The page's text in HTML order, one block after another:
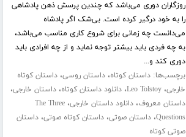
روزگاران دوری می‌باشد که چندین پرسش ذهن پادشاهی
را به خود درگیر کرده است. بی‌شک اگر پادشاه
می‌دانست چه زمانی برای شروع کاری مناسب می‌باشد،
به چه فردی باید بیشتر توجه نماید و از چه افرادی باید
دوری کند و...
برچسب‌ها:داستان کوتاه،داستان روسی،داستان کوتاه
خارجی،Leo Tolstoy،دانلود داستان کوتاه،داستان خارجی،
داستان معروف،دانلود داستان خارجی،The Three
Questions،داستان صوتی،داستان کوتاه صوتی،داستان
صوتی کوتاه